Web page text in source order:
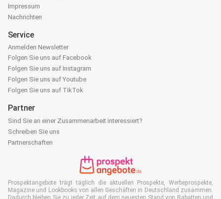
Impressum
Nachrichten
Service
Anmelden Newsletter
Folgen Sie uns auf Facebook
Folgen Sie uns auf Instagram
Folgen Sie uns auf Youtube
Folgen Sie uns auf TikTok
Partner
Sind Sie an einer Zusammenarbeit interessiert?
Schreiben Sie uns
Partnerschaften
Prospektangebote trägt täglich die aktuellen Prospekte, Werbeprospekte,
Magazine und Lookbooks von allen Geschäften in Deutschland zusammen.
Dadurch bleiben Sie zu jeder Zeit auf dem neuesten Stand von Rabatten und